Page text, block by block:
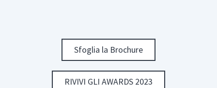
Sfoglia la Brochure
RIVIVI GLI AWARDS 2023